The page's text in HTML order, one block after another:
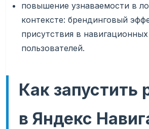
повышение узнаваемости в
контексте: брендинговый
присутствия в
пользователей.
Как запустить
в Яндекс